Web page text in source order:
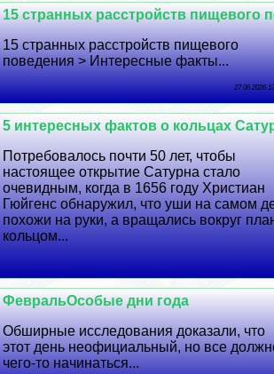
15 странных расстройств пищевого
15 странных расстройств пищевого
поведения > Интересные факты...
27 06 2026
5 интересных фактов о кольцах
Потребовалось почти 50 лет, чтобы
настоящее открытие Сатурна стало
очевидным, когда в 1656 году Христиан
Гюйгенс обнаружил, что уши на самом
похожи на руки, а вращались вокруг
кольцом...
ФевральОсобые дни года
Обширные исследования доказали, что
этот день неофициальный, но все
чего-то начинаться...